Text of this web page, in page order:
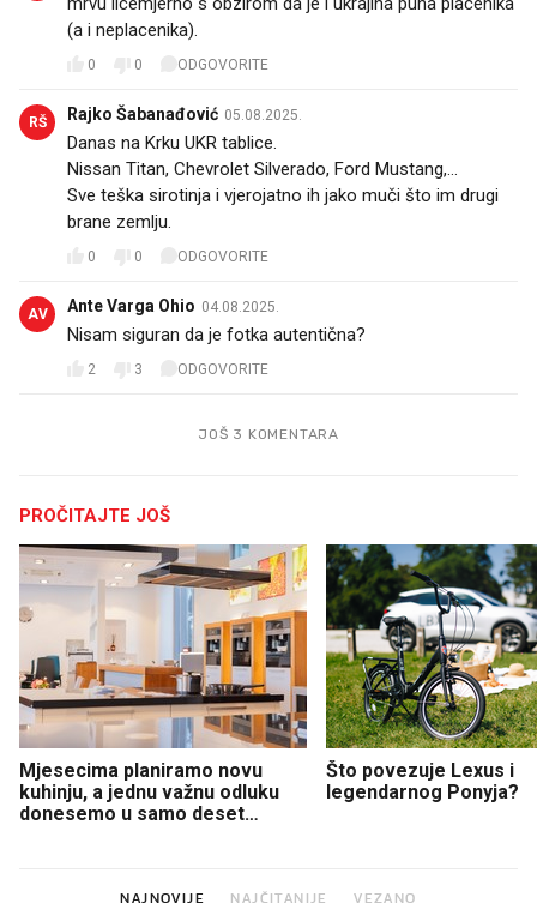
(a i neplacenika).
0 0 ODGOVORITE
RŠ Rajko Šabanađović 05.08.2025.
Danas na Krku UKR tablice.
Nissan Titan, Chevrolet Silverado, Ford Mustang,...
Sve teška sirotinja i vjerojatno ih jako muči što im drugi
brane zemlju.
0 0 ODGOVORITE
AV Ante Varga Ohio 04.08.2025.
Nisam siguran da je fotka autentična?
2 3 ODGOVORITE
JOŠ 3 KOMENTARA
PROČITAJTE JOŠ
Mjesecima planiramo novu
kuhinju, a jednu važnu odluku
donesemo u samo deset
Što povezuje Lexus i
legendarnog Ponyja?
NAJNOVIJE NAJČITANIJE VEZANO